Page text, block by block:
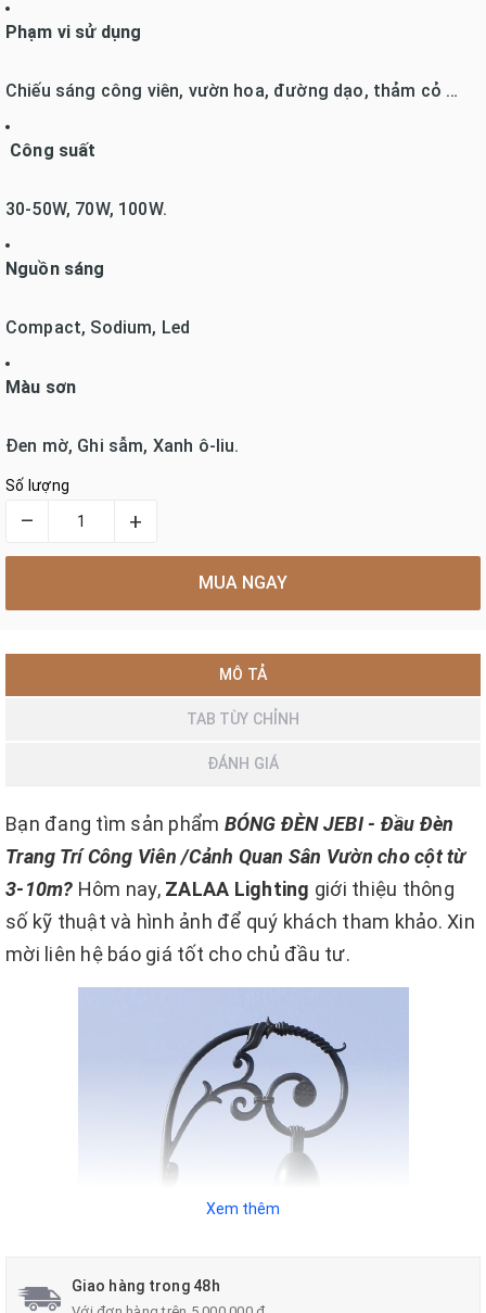
Phạm vi sử dụng
Chiếu sáng công viên, vườn hoa, đường dạo, thảm cỏ …
Công suất
30-50W, 70W, 100W.
Nguồn sáng
Compact, Sodium, Led
Màu sơn
Đen mờ, Ghi sẫm, Xanh ô-liu.
Số lượng
– +
MUA NGAY
MÔ TẢ
TAB TÙY CHỈNH
ĐÁNH GIÁ
Bạn đang tìm sản phẩm BÓNG ĐÈN JEBI - Đầu Đèn
Trang Trí Công Viên /Cảnh Quan Sân Vườn cho cột từ
3-10m? Hôm nay, ZALAA Lighting giới thiệu thông
số kỹ thuật và hình ảnh để quý khách tham khảo. Xin
mời liên hệ báo giá tốt cho chủ đầu tư.
Xem thêm
Giao hàng trong 48h